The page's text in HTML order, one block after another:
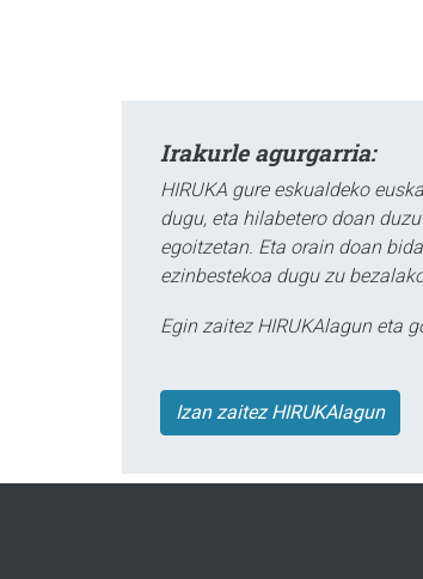
Irakurle agurgarria:
HIRUKA gure eskualdeko
dugu, eta hilabetero doan
egoitzetan. Eta orain doan
ezinbestekoa dugu zu
Egin zaitez HIRUKAlagun eta
Izan zaitez HIRUKAlagun